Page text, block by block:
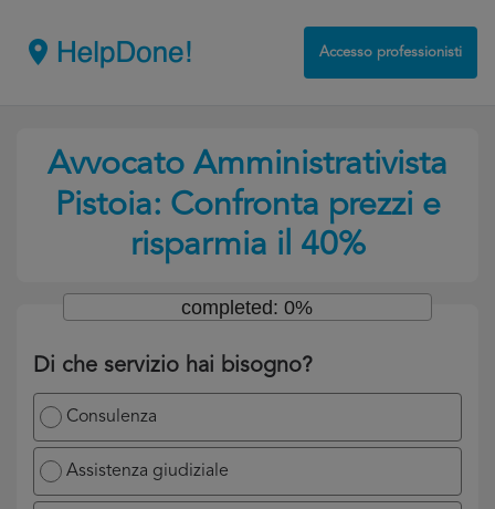
Accesso professionisti
Avvocato Amministrativista
Pistoia: Confronta prezzi e
risparmia il 40%
Di che servizio hai bisogno?
Consulenza
Assistenza giudiziale
completed: 0%